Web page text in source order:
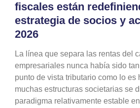
fiscales están
estrategia de socios y
2026
La línea que separa las rentas del
empresariales nunca había sido
punto de vista tributario como lo es
muchas estructuras societarias se
paradigma relativamente estable